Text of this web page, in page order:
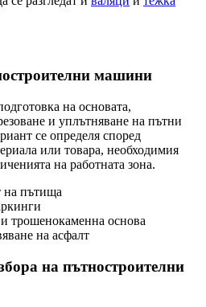
машини
на основата,
и уплътняване на пътни
се определя според
или товара, необходимия
на работната зона.
на пътища
трошенокаменна основа
на асфалт
на пътностроителни